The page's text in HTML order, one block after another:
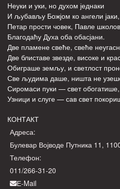
Неуки и уки, но духом једнаки
И љубављу Божјом ко ангели јаки,
Петар прости човек, Павле
Благодаћу Духа оба обасјани.
Две пламене свеће, свеће
Две блиставе звезде, високе и
Обиграше земљу, и светлост
Све људима даше, ништа не
Сиромаси пуки — свет обогатише,
Узници и слуге — сав свет
КОНТАКТ
Адреса:
Булевар Војводе Путника 11,
Телефон:
011/266-31-20
Е-Mail